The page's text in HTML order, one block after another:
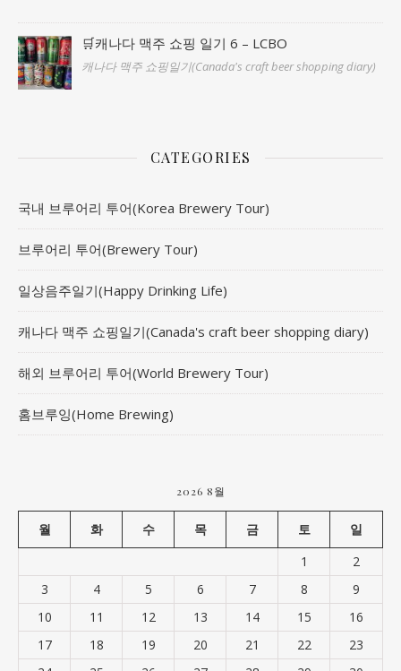
🛒캐나다 맥주 쇼핑 일기 6 – LCBO
캐나다 맥주 쇼핑일기(Canada's craft beer shopping diary)
CATEGORIES
국내 브루어리 투어(Korea Brewery Tour)
브루어리 투어(Brewery Tour)
일상음주일기(Happy Drinking Life)
캐나다 맥주 쇼핑일기(Canada's craft beer shopping diary)
해외 브루어리 투어(World Brewery Tour)
홈브루잉(Home Brewing)
2026 8월
월 화 수 목 금 토
일
1
2
3
4 5 6 7 8
9
10
11 12 13 14 15
16
17
18 19 20 21 22
23